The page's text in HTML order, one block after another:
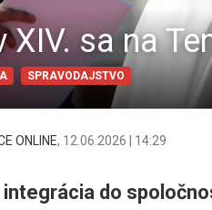
XIV. sa na
SPRAVODAJSTVO
ONLINE, 12.06.2026 | 14:29
integrácia do